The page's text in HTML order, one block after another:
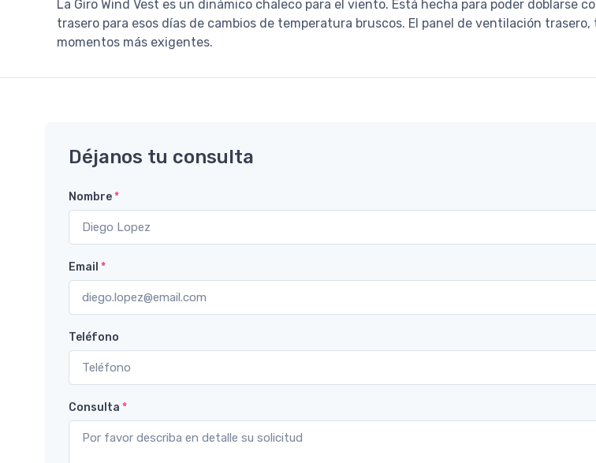
La Giro Wind Vest es un dinámico chaleco para el viento. Está hecha para poder doblarse
trasero para esos días de cambios de temperatura bruscos. El panel de ventilación
momentos más exigentes.
Déjanos tu consulta
Nombre*
Email *
Teléfono
Consulta *